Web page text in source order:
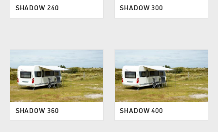
SHADOW 240 SHADOW 300
SHADOW 360 SHADOW 400